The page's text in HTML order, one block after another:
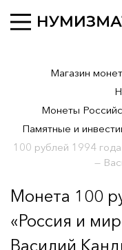
Магазин
Монеты
Памятные и
100 рублей 1994
—
Монета 100
«Россия и
Василий